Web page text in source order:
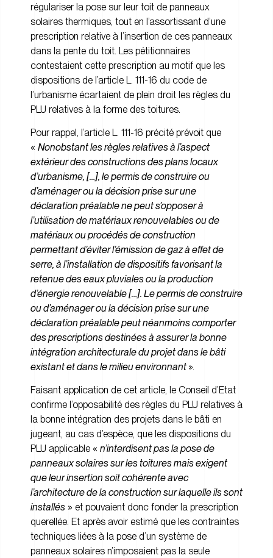
régulariser la pose sur leur toit de panneaux
solaires thermiques, tout en l’assortissant d’une
prescription relative à l’insertion de ces panneaux
dans la pente du toit. Les pétitionnaires
contestaient cette prescription au motif que les
dispositions de l’article L. 111-16 du code de
l’urbanisme écartaient de plein droit les règles du
PLU relatives à la forme des toitures.
Pour rappel, l’article L. 111-16 précité prévoit que
« Nonobstant les règles relatives à l’aspect
extérieur des constructions des plans locaux
d’urbanisme, […], le permis de construire ou
d’aménager ou la décision prise sur une
déclaration préalable ne peut s’opposer à
l’utilisation de matériaux renouvelables ou de
matériaux ou procédés de construction
permettant d’éviter l’émission de gaz à effet de
serre, à l’installation de dispositifs favorisant la
retenue des eaux pluviales ou la production
d’énergie renouvelable […]. Le permis de construire
ou d’aménager ou la décision prise sur une
déclaration préalable peut néanmoins comporter
des prescriptions destinées à assurer la bonne
intégration architecturale du projet dans le bâti
existant et dans le milieu environnant ».
Faisant application de cet article, le Conseil d’Etat
confirme l’opposabilité des règles du PLU relatives à
la bonne intégration des projets dans le bâti en
jugeant, au cas d’espèce, que les dispositions du
PLU applicable « n’interdisent pas la pose de
panneaux solaires sur les toitures mais exigent
que leur insertion soit cohérente avec
l’architecture de la construction sur laquelle ils sont
installés » et pouvaient donc fonder la prescription
querellée. Et après avoir estimé que les contraintes
techniques liées à la pose d’un système de
panneaux solaires n’imposaient pas la seule